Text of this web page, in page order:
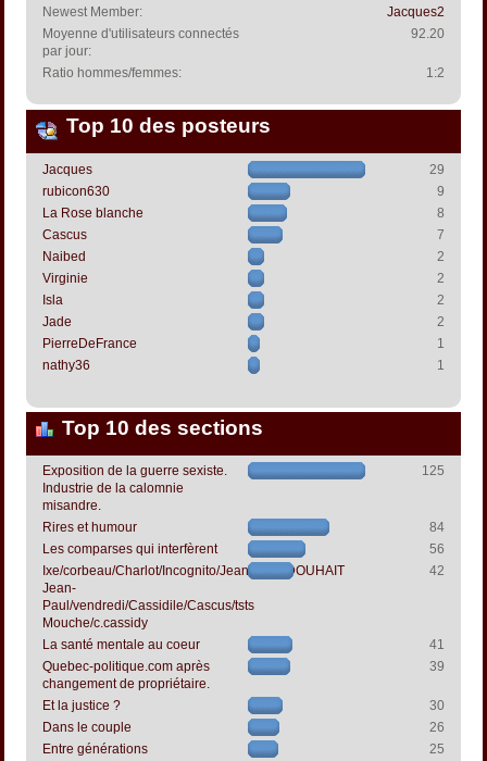
Newest Member:
Jacques2
Moyenne d'utilisateurs connectés
par jour:
92.20
Ratio hommes/femmes: 1:2
Top 10 des posteurs
Jacques
29
rubicon630
9
La Rose blanche
8
Cascus
7
Naibed
2
Virginie
2
Isla
2
Jade
2
PierreDeFrance
1
nathy36
1
Top 10 des sections
Exposition de la guerre sexiste.
Industrie de la calomnie
misandre.
125
Rires et humour
84
Les comparses qui interfèrent
56
Ixe/corbeau/Charlot/Incognito/Jeanpapol/DOUHAIT
Jean-
Paul/vendredi/Cassidile/Cascus/tsts
Mouche/c.cassidy
42
La santé mentale au coeur
41
Quebec-politique.com après
changement de propriétaire.
39
Et la justice ?
30
Dans le couple
26
Entre générations
25